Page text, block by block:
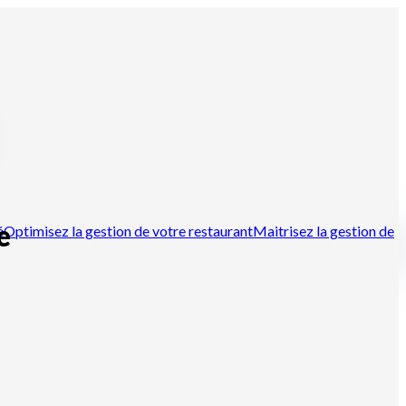
Optimisez la gestion de votre restaurantMaitrisez la gestion de